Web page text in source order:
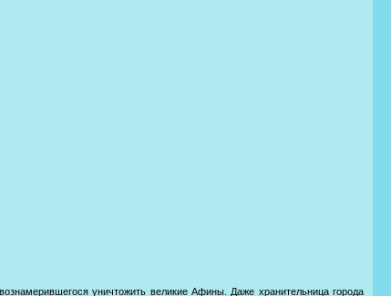
уничтожить великие Афины. Даже хранительница города